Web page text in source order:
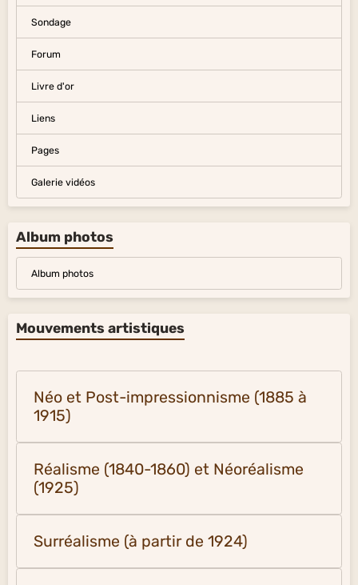
Sondage
Forum
Livre d'or
Liens
Pages
Galerie vidéos
Album photos
Album photos
Mouvements artistiques
Néo et Post-impressionnisme (1885 à
1915)
Réalisme (1840-1860) et Néoréalisme
(1925)
Surréalisme (à partir de 1924)